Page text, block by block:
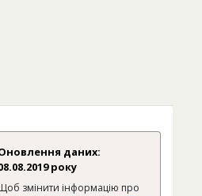
даних:
року
змінити інформацію про